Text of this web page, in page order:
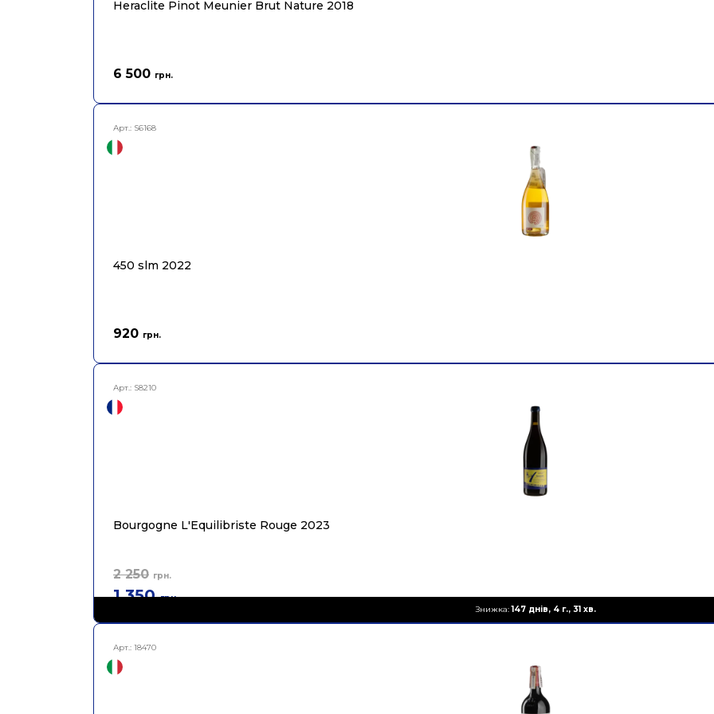
Heraclite Pinot Meunier Brut Nature 2018
6 500 грн.
Арт.: S6168
450 slm 2022
920 грн.
Арт.: S8210
Знижка:147 днів, 4 г., 31 хв.
Bourgogne L'Equilibriste Rouge 2023
2 250 грн.
1 350 грн.
Арт.: 18470